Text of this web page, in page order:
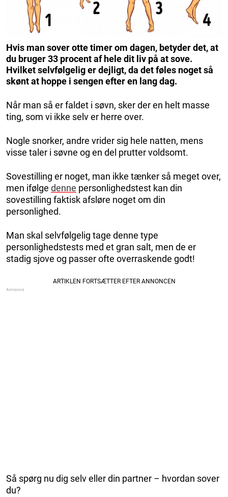
Hvis man sover otte timer om dagen, betyder det, at
du bruger 33 procent af hele dit liv på at sove.
Hvilket selvfølgelig er dejligt, da det føles noget så
skønt at hoppe i sengen efter en lang dag.
Når man så er faldet i søvn, sker der en helt masse
ting, som vi ikke selv er herre over.
Nogle snorker, andre vrider sig hele natten, mens
visse taler i søvne og en del prutter voldsomt.
Sovestilling er noget, man ikke tænker så meget over,
men ifølge denne personlighedstest kan din
sovestilling faktisk afsløre noget om din
personlighed.
Man skal selvfølgelig tage denne type
personlighedstests med et gran salt, men de er
stadig sjove og passer ofte overraskende godt!
Så spørg nu dig selv eller din partner – hvordan sover
du?